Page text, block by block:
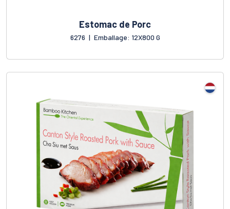
Estomac de Porc
6276 | Emballage: 12X800 G